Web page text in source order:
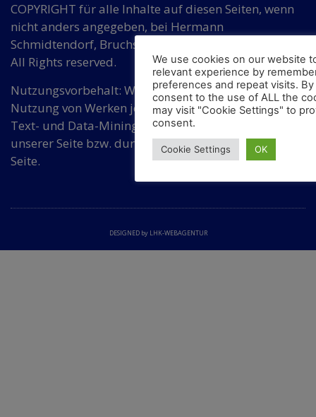
COPYRIGHT für alle Inhalte auf diesen Seiten, wenn
nicht anders angegeben, bei Hermann
Schmidtendorf, Bruchsaler Str. 3, DE 10715 Berlin.
All Rights reserved.
Nutzungsvorbehalt: Wir widersprechen einer
Nutzung von Werken jeder Art auf dieser Seite für
Text- und Data-Mining ohne Zustimmung von
unserer Seite bzw. durch eine dafür bevollmächtigte
Seite.
DESIGNED by LHK-WEBAGENTUR
We use cookies on our website
relevant experience by
preferences and repeat visits. By
consent to the use of ALL the
may visit "Cookie Settings" to
consent.
Cookie Settings OK